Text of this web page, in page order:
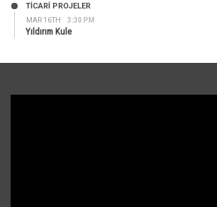
MAR 16TH 3:30 PM
TİCARİ PROJELER
Yıldırım Kule